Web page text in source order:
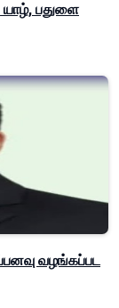
யாழ், பதுளை
வழங்கப்பட